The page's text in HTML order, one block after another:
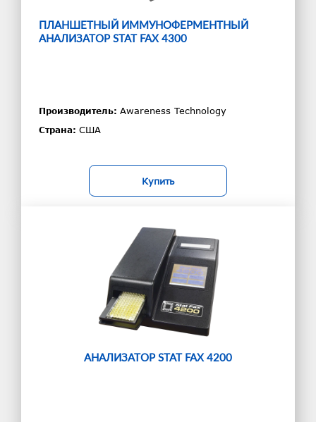
ПЛАНШЕТНЫЙ ИММУНОФЕРМЕНТНЫЙ
АНАЛИЗАТОР STAT FAX 4300
Производитель: Awareness Technology
Страна: США
Купить
АНАЛИЗАТОР STAT FAX 4200